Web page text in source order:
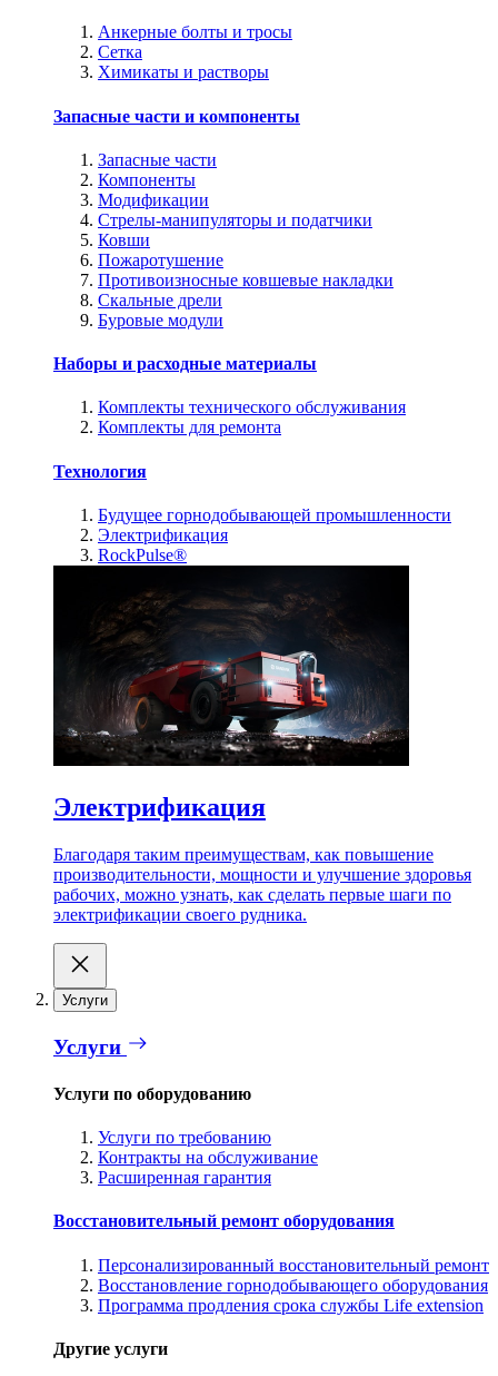
Анкерные болты и тросы
Сетка
Химикаты и растворы
Запасные части и компоненты
Запасные части
Компоненты
Модификации
Стрелы-манипуляторы и податчики
Ковши
Пожаротушение
Противоизносные ковшевые накладки
Скальные дрели
Буровые модули
Наборы и расходные материалы
Комплекты технического обслуживания
Комплекты для ремонта
Технология
Будущее горнодобывающей промышленности
Электрификация
RockPulse®
Электрификация
Благодаря таким преимуществам, как повышение
производительности, мощности и улучшение здоровья
рабочих, можно узнать, как сделать первые шаги по
электрификации своего рудника.
Услуги
Услуги
Услуги по оборудованию
Услуги по требованию
Контракты на обслуживание
Расширенная гарантия
Восстановительный ремонт оборудования
Персонализированный восстановительный ремонт
Восстановление горнодобывающего оборудования
Программа продления срока службы Life extension
Другие услуги